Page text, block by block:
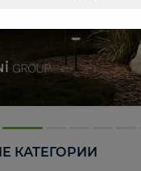
КАТЕГОРИИ